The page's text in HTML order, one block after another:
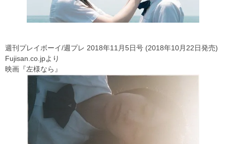
週刊プレイボーイ/週プレ 2018年11月5日号 (2018年10月22日発売)
Fujisan.co.jpより
映画『左様なら』